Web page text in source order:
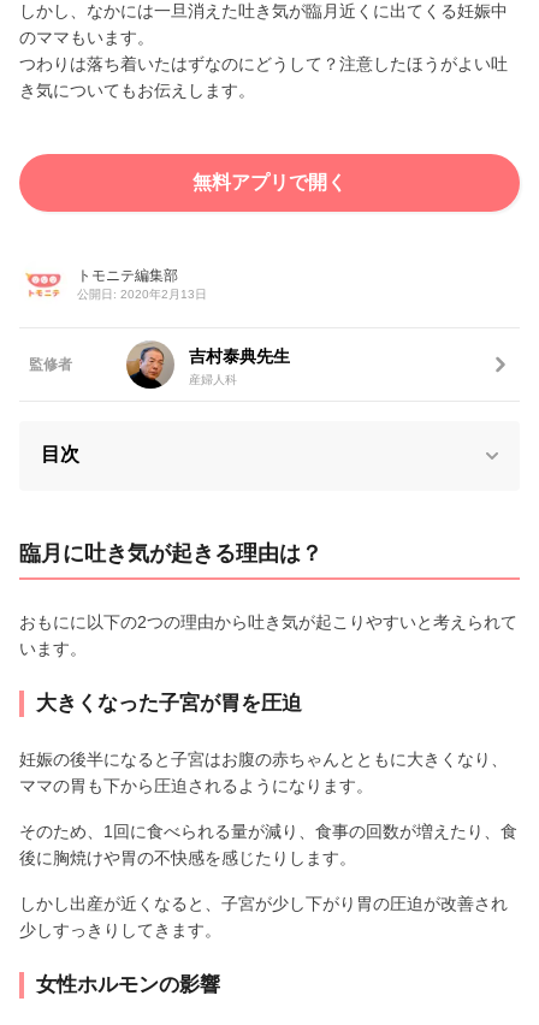
しかし、なかには一旦消えた吐き気が臨月近くに出てくる妊娠中
のママもいます。
つわりは落ち着いたはずなのにどうして？注意したほうがよい吐
き気についてもお伝えします。
無料アプリで開く
トモニテ編集部
公開日: 2020年2月13日
監修者 吉村泰典先生
産婦人科
目次
臨月に吐き気が起きる理由は？
おもにに以下の2つの理由から吐き気が起こりやすいと考えられて
います。
大きくなった子宮が胃を圧迫
妊娠の後半になると子宮はお腹の赤ちゃんとともに大きくなり、
ママの胃も下から圧迫されるようになります。
そのため、1回に食べられる量が減り、食事の回数が増えたり、食
後に胸焼けや胃の不快感を感じたりします。
しかし出産が近くなると、子宮が少し下がり胃の圧迫が改善され
少しすっきりしてきます。
女性ホルモンの影響